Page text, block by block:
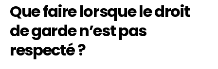
Que faire lorsque le droit
de garde n’est pas
respecté ?